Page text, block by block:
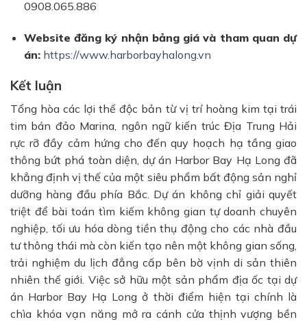
0908.065.886
Website đăng ký nhận bảng giá và tham quan dự
án: https://www.harborbayhalong.vn
Kết luận
Tổng hòa các lợi thế độc bản từ vị trí hoàng kim tại trái
tim bán đảo Marina, ngôn ngữ kiến trúc Địa Trung Hải
rực rỡ đầy cảm hứng cho đến quy hoạch hạ tầng giao
thông bứt phá toàn diện, dự án Harbor Bay Hạ Long đã
khẳng định vị thế của một siêu phẩm bất động sản nghỉ
dưỡng hàng đầu phía Bắc. Dự án không chỉ giải quyết
triệt để bài toán tìm kiếm không gian tự doanh chuyên
nghiệp, tối ưu hóa dòng tiền thụ động cho các nhà đầu
tư thông thái mà còn kiến tạo nên một không gian sống,
trải nghiệm du lịch đẳng cấp bên bờ vịnh di sản thiên
nhiên thế giới. Việc sở hữu một sản phẩm địa ốc tại dự
án Harbor Bay Hạ Long ở thời điểm hiện tại chính là
chìa khóa vạn năng mở ra cánh cửa thịnh vượng bền